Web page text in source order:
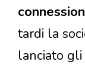
tardi la
lanciato gli